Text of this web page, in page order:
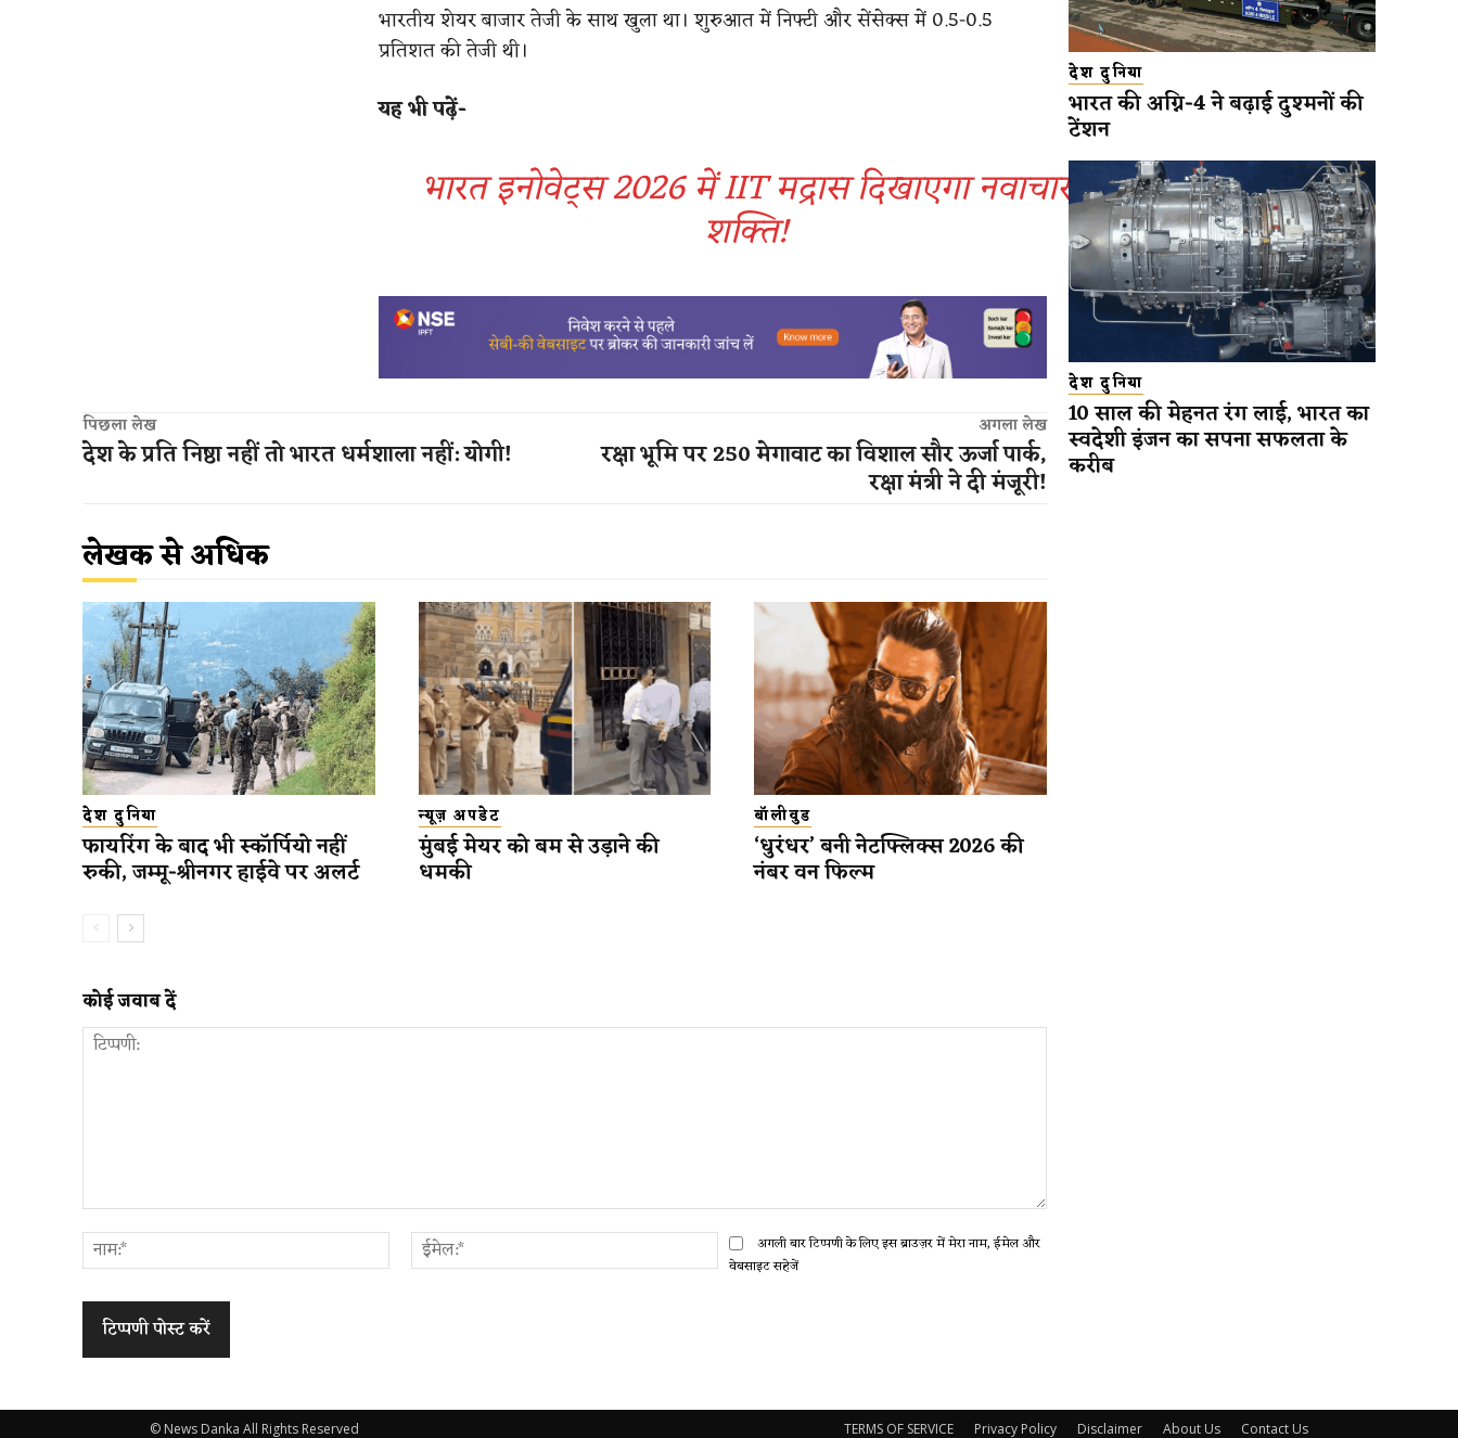
भारतीय शेयर बाजार तेजी के साथ खुला था। शुरुआत में निफ्टी और सेंसेक्स में 0.5-0.5
प्रतिशत की तेजी थी।
यह भी पढ़ें-
भारत इनोवेट्स 2026 में IIT मद्रास दिखाएगा नवाचार
शक्ति!
पिछला लेख
देश के प्रति निष्ठा नहीं तो भारत धर्मशाला नहीं: योगी!
अगला लेख
रक्षा भूमि पर 250 मेगावाट का विशाल सौर ऊर्जा पार्क,
रक्षा मंत्री ने दी मंजूरी!
लेखक से अधिक
देश दुनिया
फायरिंग के बाद भी स्कॉर्पियो नहीं
रुकी, जम्मू-श्रीनगर हाईवे पर अलर्ट
न्यूज़ अपडेट
मुंबई मेयर को बम से उड़ाने की
धमकी
बॉलीवुड
‘धुरंधर’ बनी नेटफ्लिक्स 2026 की
नंबर वन फिल्म
कोई जवाब दें
नाम:*
ईमेल:*अगली बार टिप्पणी के लिए इस ब्राउज़र में मेरा नाम, ईमेल और
वेबसाइट सहेजें
देश दुनिया
भारत की अग्नि-4 ने बढ़ाई दुश्मनों की
टेंशन
देश दुनिया
10 साल की मेहनत रंग लाई, भारत का
स्वदेशी इंजन का सपना सफलता के
करीब
TERMS OF SERVICE Privacy Policy Disclaimer About Us Contact Us
© News Danka All Rights Reserved